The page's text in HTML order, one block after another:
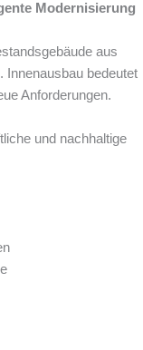
Modernisierung
aus
Innenausbau bedeutet
Anforderungen.
und nachhaltige